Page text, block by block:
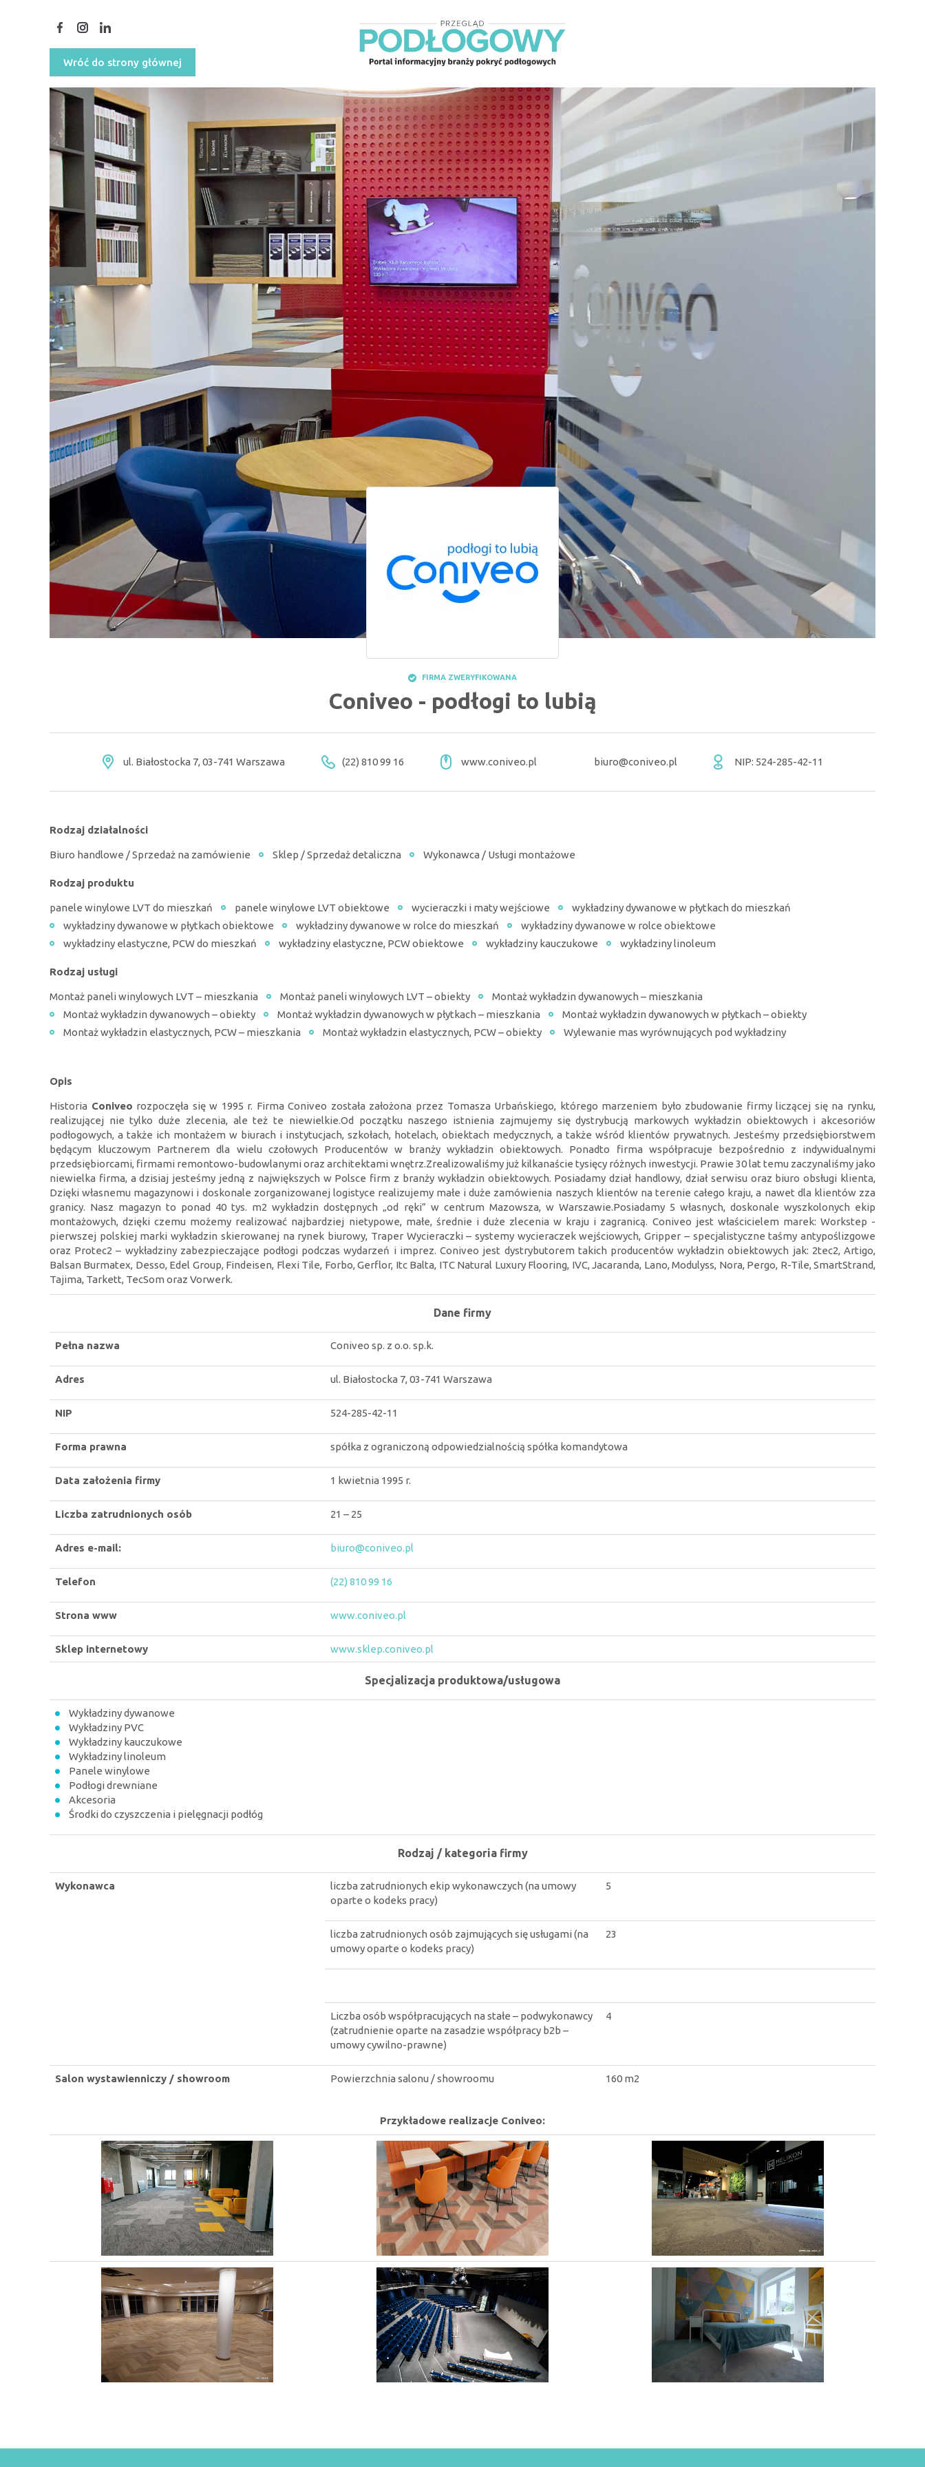
Wróć do strony głównej
FIRMA ZWERYFIKOWANA
Coniveo - podłogi to lubią
ul. Białostocka 7, 03-741 Warszawa (22) 810 99 16 www.coniveo.pl biuro@coniveo.pl NIP: 524-285-42-11
Rodzaj działalności
Biuro handlowe / Sprzedaż na zamówienie Sklep / Sprzedaż detaliczna Wykonawca / Usługi montażowe
Rodzaj produktu
panele winylowe LVT do mieszkań panele winylowe LVT obiektowe wycieraczki i maty wejściowe
wykładziny dywanowe w płytkach do mieszkań
wykładziny dywanowe w płytkach obiektowe
wykładziny dywanowe w rolce do mieszkań
wykładziny dywanowe w rolce obiektowe
wykładziny elastyczne, PCW do mieszkań
wykładziny elastyczne, PCW obiektowe wykładziny kauczukowe wykładziny linoleum
Rodzaj usługi
Montaż paneli winylowych LVT – mieszkania Montaż paneli winylowych LVT – obiekty
Montaż wykładzin dywanowych – mieszkania
Montaż wykładzin dywanowych – obiekty
Montaż wykładzin dywanowych w płytkach – mieszkania
Montaż wykładzin dywanowych w płytkach – obiekty
Montaż wykładzin elastycznych, PCW – mieszkania
Montaż wykładzin elastycznych, PCW – obiekty Wylewanie mas wyrównujących pod wykładziny
Opis
Historia Coniveo rozpoczęła się w 1995 r. Firma Coniveo została założona przez Tomasza Urbańskiego, którego marzeniem było zbudowanie firmy liczącej się na rynku,
realizującej nie tylko duże zlecenia, ale też te niewielkie.Od początku naszego istnienia zajmujemy się dystrybucją markowych wykładzin obiektowych i akcesoriów
podłogowych, a także ich montażem w biurach i instytucjach, szkołach, hotelach, obiektach medycznych, a także wśród klientów prywatnych. Jesteśmy przedsiębiorstwem
będącym kluczowym Partnerem dla wielu czołowych Producentów w branży wykładzin obiektowych. Ponadto firma współpracuje bezpośrednio z indywidualnymi
przedsiębiorcami, firmami remontowo-budowlanymi oraz architektami wnętrz.Zrealizowaliśmy już kilkanaście tysięcy różnych inwestycji. Prawie 30 lat temu zaczynaliśmy jako
niewielka firma, a dzisiaj jesteśmy jedną z największych w Polsce firm z branży wykładzin obiektowych. Posiadamy dział handlowy, dział serwisu oraz biuro obsługi klienta,
Dzięki własnemu magazynowi i doskonale zorganizowanej logistyce realizujemy małe i duże zamówienia naszych klientów na terenie całego kraju, a nawet dla klientów zza
granicy. Nasz magazyn to ponad 40 tys. m2 wykładzin dostępnych „od ręki” w centrum Mazowsza, w Warszawie.Posiadamy 5 własnych, doskonale wyszkolonych ekip
montażowych, dzięki czemu możemy realizować najbardziej nietypowe, małe, średnie i duże zlecenia w kraju i zagranicą. Coniveo jest właścicielem marek: Workstep -
pierwszej polskiej marki wykładzin skierowanej na rynek biurowy, Traper Wycieraczki – systemy wycieraczek wejściowych, Gripper – specjalistyczne taśmy antypoślizgowe
oraz Protec2 – wykładziny zabezpieczające podłogi podczas wydarzeń i imprez. Coniveo jest dystrybutorem takich producentów wykładzin obiektowych jak: 2tec2, Artigo,
Balsan Burmatex, Desso, Edel Group, Findeisen, Flexi Tile, Forbo, Gerflor, Itc Balta, ITC Natural Luxury Flooring, IVC, Jacaranda, Lano, Modulyss, Nora, Pergo, R-Tile, SmartStrand,
Tajima, Tarkett, TecSom oraz Vorwerk.
Dane firmy
Pełna nazwa Coniveo sp. z o.o. sp.k.
Adres ul. Białostocka 7, 03-741 Warszawa
NIP 524-285-42-11
Forma prawna spółka z ograniczoną odpowiedzialnością spółka komandytowa
Data założenia firmy 1 kwietnia 1995 r.
Liczba zatrudnionych osób 21 – 25
Adres e-mail: biuro@coniveo.pl
Telefon (22) 810 99 16
Strona www www.coniveo.pl
Sklep internetowy www.sklep.coniveo.pl
Specjalizacja produktowa/usługowa
Wykładziny dywanowe
Wykładziny PVC
Wykładziny kauczukowe
Wykładziny linoleum
Panele winylowe
Podłogi drewniane
Akcesoria
Środki do czyszczenia i pielęgnacji podłóg
Rodzaj / kategoria firmy
Wykonawca
liczba zatrudnionych ekip wykonawczych (na umowy
oparte o kodeks pracy)
5
liczba zatrudnionych osób zajmujących się usługami (na
umowy oparte o kodeks pracy)
23
Liczba osób współpracujących na stałe – podwykonawcy
(zatrudnienie oparte na zasadzie współpracy b2b –
umowy cywilno-prawne)
4
Salon wystawienniczy / showroom Powierzchnia salonu / showroomu 160 m2
Przykładowe realizacje Coniveo: